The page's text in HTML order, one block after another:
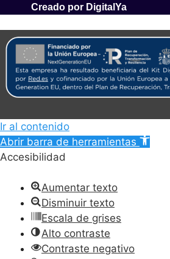
Creado por DigitalYa
Ir al contenido
Abrir barra de herramientas
Accesibilidad
Aumentar texto
Disminuir texto
Escala de grises
Alto contraste
Contraste negativo